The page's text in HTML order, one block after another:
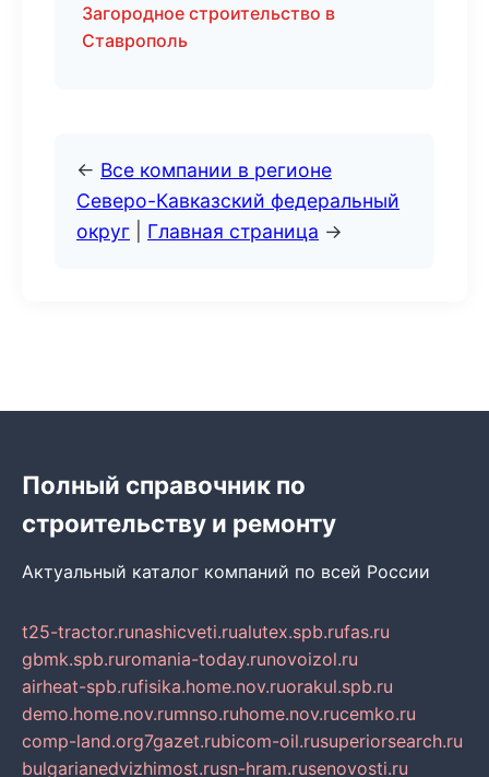
Загородное строительство в
Ставрополь
← Все компании в регионе
Северо-Кавказский федеральный
округ
Главная страница →
Полный справочник по
строительству и ремонту
Актуальный каталог компаний по всей России
t25-tractor.runashicveti.rualutex.spb.rufas.ru
gbmk.spb.ruromania-today.runovoizol.ru
airheat-spb.rufisika.home.nov.ruorakul.spb.ru
demo.home.nov.rumnso.ruhome.nov.rucemko.ru
comp-land.org7gazet.rubicom-oil.rusuperiorsearch.ru
bulgarianedvizhimost.rusn-hram.rusenovosti.ru